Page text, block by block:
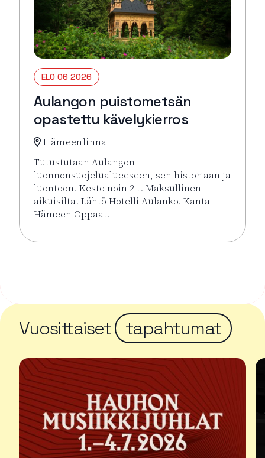
ELO 06 2026
Aulangon puistometsän
opastettu kävelykierros
Hämeenlinna
Tutustutaan Aulangon
luonnonsuojelualueeseen, sen historiaan ja
luontoon. Kesto noin 2 t. Maksullinen
aikuisilta. Lähtö Hotelli Aulanko. Kanta-
Hämeen Oppaat.
Lue lisää tapahtumasta Aulangon puistometsän
Vuosittaiset tapahtumat